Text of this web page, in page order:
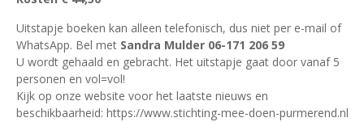
Uitstapje boeken kan alleen telefonisch, dus niet per e-mail of
WhatsApp. Bel met Sandra Mulder 06-171 206 59
U wordt gehaald en gebracht. Het uitstapje gaat door vanaf 5
personen en vol=vol!
Kijk op onze website voor het laatste nieuws en
beschikbaarheid: https://www.stichting-mee-doen-purmerend.nl